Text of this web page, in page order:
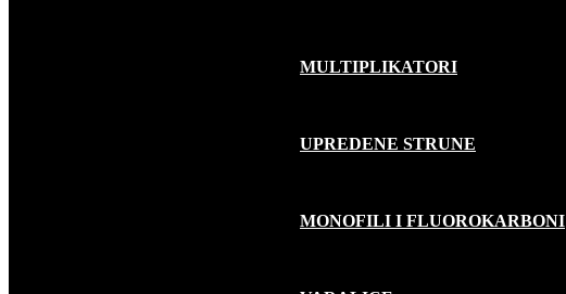
MULTIPLIKATORI
UPREDENE STRUNE
MONOFILI I FLUOROKARBONI